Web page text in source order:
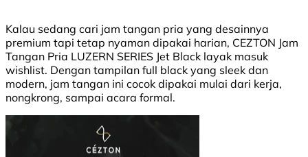
Kalau sedang cari jam tangan pria yang desainnya
premium tapi tetap nyaman dipakai harian, CEZTON Jam
Tangan Pria LUZERN SERIES Jet Black layak masuk
wishlist. Dengan tampilan full black yang sleek dan
modern, jam tangan ini cocok dipakai mulai dari kerja,
nongkrong, sampai acara formal.